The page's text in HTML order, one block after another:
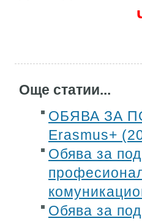
Още статии...
ОБЯВА ЗА
Еrasmus+
Обява за
Обява за